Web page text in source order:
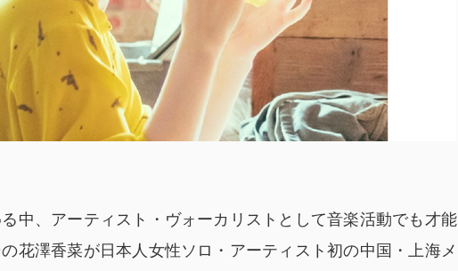
中、アーティスト・ヴォーカリストとして音楽活動でも才能
花澤香菜が日本人女性ソロ・アーティスト初の中国・上海メ